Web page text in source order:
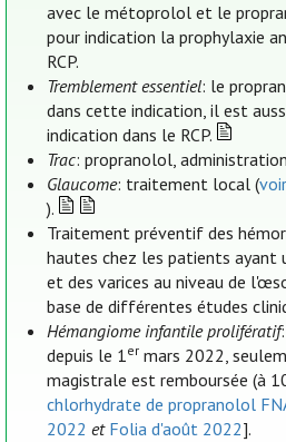
avec le métoprolol et le
pour indication la prophylaxie
RCP.
Tremblement essentiel: le
dans cette indication, il est
indication dans le RCP.
Trac: propranolol,
Glaucome: traitement local (
).
Traitement préventif des
hautes chez les patients ayant
et des varices au niveau de
base de différentes études
Hémangiome infantile prolifératif
depuis le 1er mars 2022,
magistrale est remboursée (à
chlorhydrate de propranolol
2022 et Folia d'août 2022].